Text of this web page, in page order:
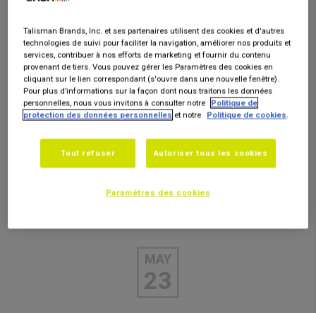
I CONSEILS ET ENTRETIEN I
MAY
23
Talisman Brands, Inc. et ses partenaires utilisent des cookies et d'autres
technologies de suivi pour faciliter la navigation, améliorer nos produits et
services, contribuer à nos efforts de marketing et fournir du contenu
provenant de tiers. Vous pouvez gérer les Paramètres des cookies en
cliquant sur le lien correspondant (s'ouvre dans une nouvelle fenêtre).
Pour plus d’informations sur la façon dont nous traitons les données
personnelles, nous vous invitons à consulter notre
Politique de
protection des données personnelles et notre Politique de cookies.
Tout refuser Autoriser tous les cookies
Paramètres des cookies